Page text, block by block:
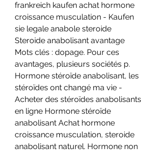
frankreich kaufen achat hormone
croissance musculation - Kaufen
sie legale anabole steroide
Steroide anabolisant avantage
Mots clés : dopage. Pour ces
avantages, plusieurs sociétés p.
Hormone stéroïde anabolisant, les
stéroïdes ont changé ma vie -
Acheter des stéroïdes anabolisants
en ligne Hormone stéroïde
anabolisant Achat hormone
croissance musculation, steroide
anabolisant naturel. Hormone non